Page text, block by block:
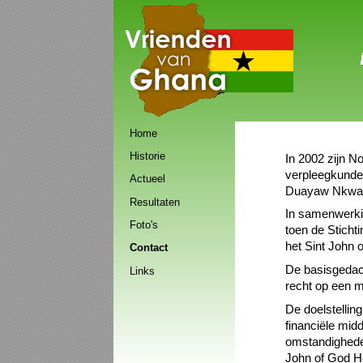
Vrienden van Ghana
In 2002 zijn
Duayaw
In
toen de
het Sint John
De
recht op een
De
financiële
John of God
Navigatie
overslaan
Home
Historie
Actueel
Resultaten
Foto's
Contact
Links